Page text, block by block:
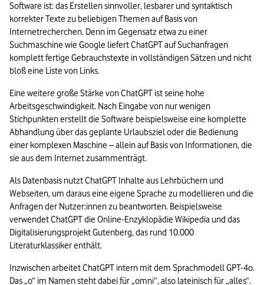
Software ist: das Erstellen sinnvoller, lesbarer und syntaktisch
korrekter Texte zu beliebigen Themen auf Basis von
Internetrecherchen. Denn im Gegensatz etwa zu einer
Suchmaschine wie Google liefert ChatGPT auf Suchanfragen
komplett fertige Gebrauchstexte in vollständigen Sätzen und nicht
bloß eine Liste von Links.
Eine weitere große Stärke von ChatGPT ist seine hohe
Arbeitsgeschwindigkeit. Nach Eingabe von nur wenigen
Stichpunkten erstellt die Software beispielsweise eine komplette
Abhandlung über das geplante Urlaubsziel oder die Bedienung
einer komplexen Maschine – allein auf Basis von Informationen, die
sie aus dem Internet zusammenträgt.
Als Datenbasis nutzt ChatGPT Inhalte aus Lehrbüchern und
Webseiten, um daraus eine eigene Sprache zu modellieren und die
Anfragen der Nutzer:innen zu beantworten. Beispielsweise
verwendet ChatGPT die Online-Enzyklopädie Wikipedia und das
Digitalisierungsprojekt Gutenberg, das rund 10.000
Literaturklassiker enthält.
Inzwischen arbeitet ChatGPT intern mit dem Sprachmodell GPT-4o.
Das „o“ im Namen steht dabei für „omni“, also lateinisch für „alles“.